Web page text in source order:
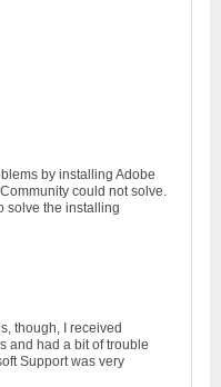
by installing Adobe
could not solve.
solve the installing
though, I received
and had a bit of trouble
Support was very